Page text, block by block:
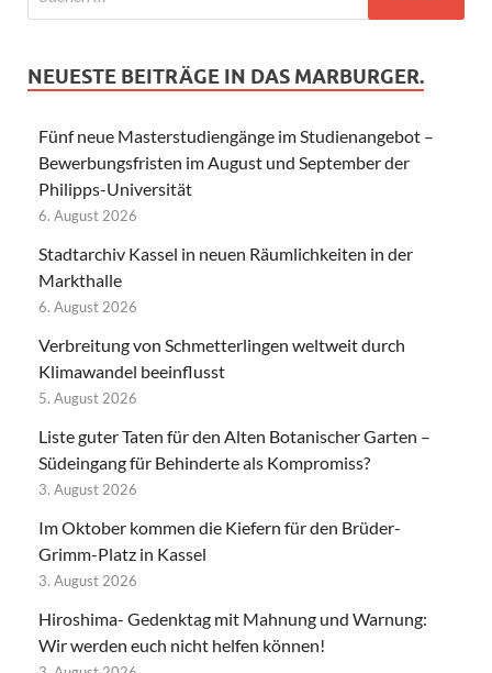
NEUESTE BEITRÄGE IN DAS MARBURGER.
Fünf neue Masterstudiengänge im Studienangebot –
Bewerbungsfristen im August und September der
Philipps-Universität
6. August 2026
Stadtarchiv Kassel in neuen Räumlichkeiten in der
Markthalle
6. August 2026
Verbreitung von Schmetterlingen weltweit durch
Klimawandel beeinflusst
5. August 2026
Liste guter Taten für den Alten Botanischer Garten –
Südeingang für Behinderte als Kompromiss?
3. August 2026
Im Oktober kommen die Kiefern für den Brüder-
Grimm-Platz in Kassel
3. August 2026
Hiroshima- Gedenktag mit Mahnung und Warnung:
Wir werden euch nicht helfen können!